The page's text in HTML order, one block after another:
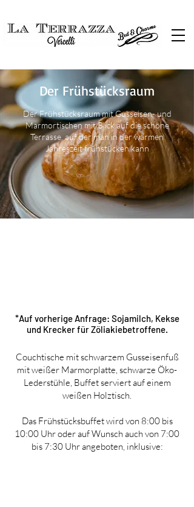
Der Frühstücksraum
Der Frühstücksraum mit Gusseisen- und
Marmortischen mit Blick auf die schöne
Terrasse, auf der man in der warmen
Jahreszeit frühstücken kann
*Auf vorherige Anfrage: Sojamilch, Kekse
und Krecker für Zöliakiebetroffene.
Couchtische mit schwarzem Gusseisenfuß
mit weißer Marmorplatte, schwarze Öko-
Lederstühle, Buffet serviert auf einem
weißen Holztisch.
Das Frühstücksbuffet wird von 8:00 bis
10:00 Uhr oder auf Wunsch auch von 7:00
bis 7:30 Uhr angeboten, inklusive: